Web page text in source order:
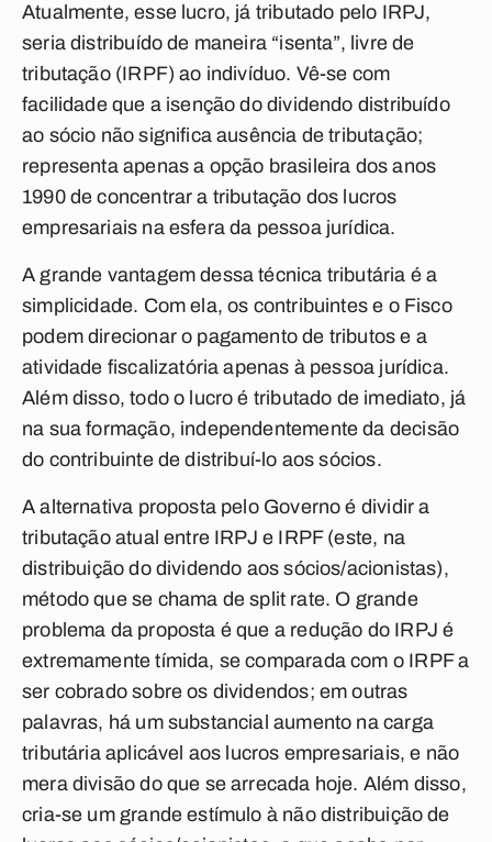
Atualmente, esse lucro, já tributado pelo IRPJ,
seria distribuído de maneira “isenta”, livre de
tributação (IRPF) ao indivíduo. Vê-se com
facilidade que a isenção do dividendo distribuído
ao sócio não significa ausência de tributação;
representa apenas a opção brasileira dos anos
1990 de concentrar a tributação dos lucros
empresariais na esfera da pessoa jurídica.
A grande vantagem dessa técnica tributária é a
simplicidade. Com ela, os contribuintes e o Fisco
podem direcionar o pagamento de tributos e a
atividade fiscalizatória apenas à pessoa jurídica.
Além disso, todo o lucro é tributado de imediato, já
na sua formação, independentemente da decisão
do contribuinte de distribuí-lo aos sócios.
A alternativa proposta pelo Governo é dividir a
tributação atual entre IRPJ e IRPF (este, na
distribuição do dividendo aos sócios/acionistas),
método que se chama desplit rate. O grande
problema da proposta é que a redução do IRPJ é
extremamente tímida, se comparada com o IRPF a
ser cobrado sobre os dividendos; em outras
palavras, há um substancial aumento na carga
tributária aplicável aos lucros empresariais, e não
mera divisão do que se arrecada hoje. Além disso,
cria-se um grande estímulo à não distribuição de